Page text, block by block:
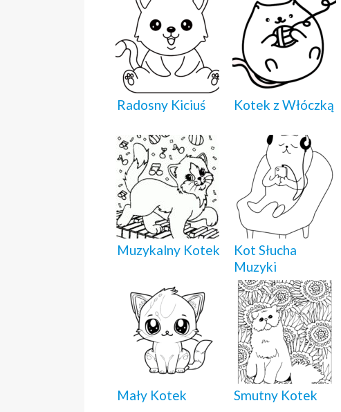
Radosny Kiciuś Kotek z Włóczką
Muzykalny Kotek
Kot Słucha
Muzyki
Mały Kotek Smutny Kotek